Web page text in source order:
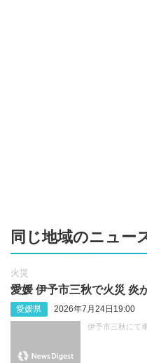
同じ地域のニュー
火災
愛媛 伊予市三秋で火災 炎
愛媛県 2026年7月24日19:00
伊予市三秋にて